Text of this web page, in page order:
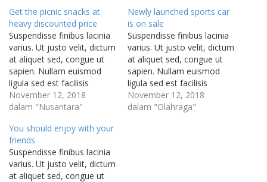
Get the picnic snacks at
heavy discounted price
Suspendisse finibus lacinia
varius. Ut justo velit, dictum
at aliquet sed, congue ut
sapien. Nullam euismod
ligula sed est facilisis
auctor. Integer vitae
venenatis mi. Ut velit
eleifend quis, aliquam non
neque. Integer commodo
euismod sapien, ac
porttitor turpis tempor
vitae. Etiam nulla elit,
November 12, 2018
dalam "Nusantara"
Newly launched sports car
is on sale
Suspendisse finibus lacinia
varius. Ut justo velit, dictum
at aliquet sed, congue ut
sapien. Nullam euismod
ligula sed est facilisis
auctor. Integer vitae
venenatis mi. Ut velit
November 12, 2018
dalam "Olahraga"
You should enjoy with your
friends
Suspendisse finibus lacinia
varius. Ut justo velit, dictum
at aliquet sed, congue ut